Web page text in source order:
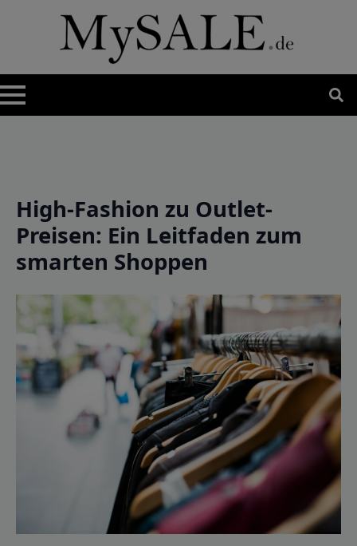
High-Fashion zu Outlet-
Preisen: Ein Leitfaden zum
smarten Shoppen